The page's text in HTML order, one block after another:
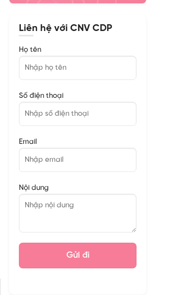
Liên hệ với CNV CDP
Họ tên
Số điện thoại
Email
Nội dung